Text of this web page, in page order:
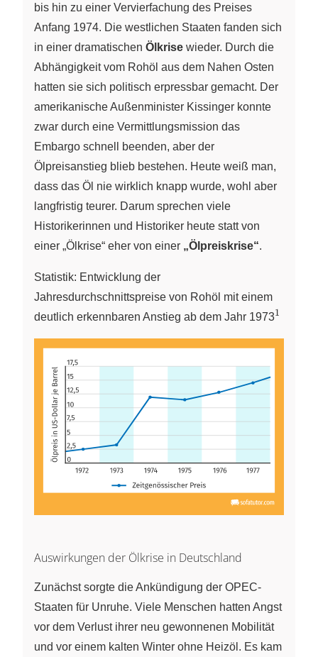
bis hin zu einer Vervierfachung des Preises
Anfang 1974. Die westlichen Staaten fanden sich
in einer dramatischen Ölkrise wieder. Durch die
Abhängigkeit vom Rohöl aus dem Nahen Osten
hatten sie sich politisch erpressbar gemacht. Der
amerikanische Außenminister Kissinger konnte
zwar durch eine Vermittlungsmission das
Embargo schnell beenden, aber der
Ölpreisanstieg blieb bestehen. Heute weiß man,
dass das Öl nie wirklich knapp wurde, wohl aber
langfristig teurer. Darum sprechen viele
Historikerinnen und Historiker heute statt von
einer „Ölkrise“ eher von einer „Ölpreiskrise“.
Statistik: Entwicklung der
Jahresdurchschnittspreise von Rohöl mit einem
deutlich erkennbaren Anstieg ab dem Jahr 1973{^1}
1
Auswirkungen der Ölkrise in Deutschland
Zunächst sorgte die Ankündigung der OPEC-
Staaten für Unruhe. Viele Menschen hatten Angst
vor dem Verlust ihrer neu gewonnenen Mobilität
und vor einem kalten Winter ohne Heizöl. Es kam